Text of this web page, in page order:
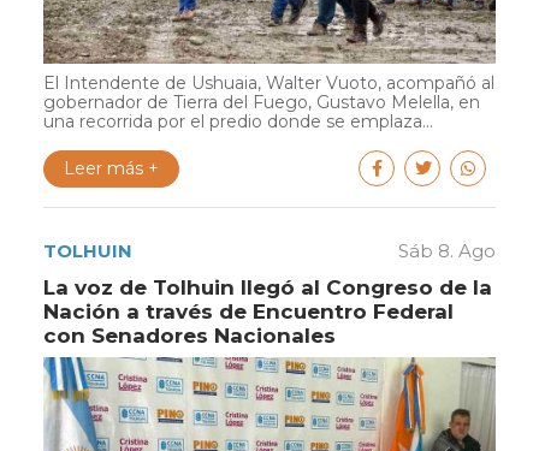
El Intendente de Ushuaia, Walter Vuoto, acompañó al
gobernador de Tierra del Fuego, Gustavo Melella, en
una recorrida por el predio donde se emplaza...
Leer más +
TOLHUIN Sáb 8. Ago
La voz de Tolhuin llegó al Congreso de la
Nación a través de Encuentro Federal
con Senadores Nacionales